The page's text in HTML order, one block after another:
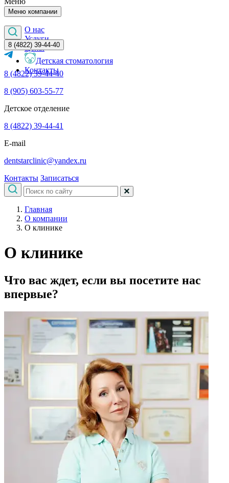
Меню компании
О нас
Услуги
Цены
Детская стоматология
Контакты
8 (4822) 39-44-40
8 (4822) 39-44-40
8 (905) 603-55-77
Детское отделение
8 (4822) 39-44-41
E-mail
dentstarclinic@yandex.ru
Контакты Записаться
Главная
О компании
О клинике
О клинике
Что вас ждет, если вы посетите нас
впервые?